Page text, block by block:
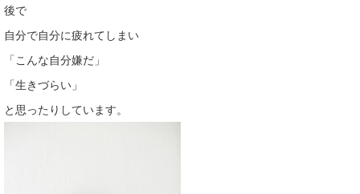
後で
自分で自分に疲れてしまい
「こんな自分嫌だ」
「生きづらい」
と思ったりしています。